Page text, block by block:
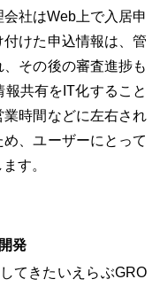
社はWeb上で入居申
けた申込情報は、管
その後の審査進捗も
共有をIT化すること
時間などに左右され
、ユーザーにとって
す。
発
てきたいえらぶGRO